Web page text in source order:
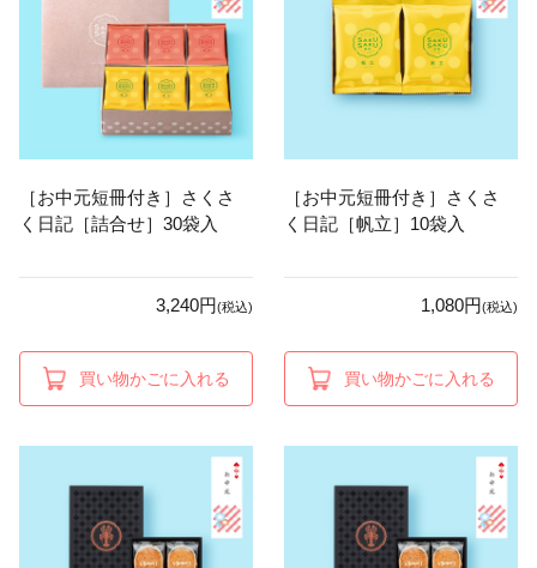
［お中元短冊付き］さくさ
く日記［詰合せ］30袋入
3,240円(税込)
買い物かごに入れる
［お中元短冊付き］さくさ
く日記［帆立］10袋入
1,080円(税込)
買い物かごに入れる